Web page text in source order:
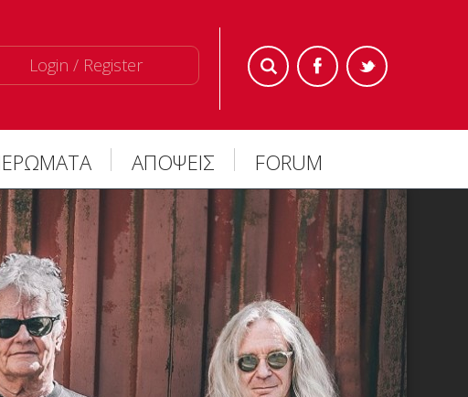
Login / Register
ΑΠΟΨΕΙΣ FORUM